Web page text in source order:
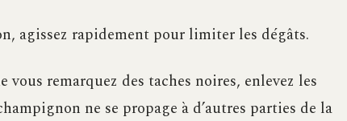
agissez rapidement pour limiter les dégâts.
vous remarquez des taches noires, enlevez les
ne se propage à d’autres parties de la